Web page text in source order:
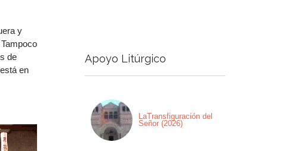
abajo
o
y
de
en
Apoyo Litúrgico
LaTransfiguración del
Señor (2026)